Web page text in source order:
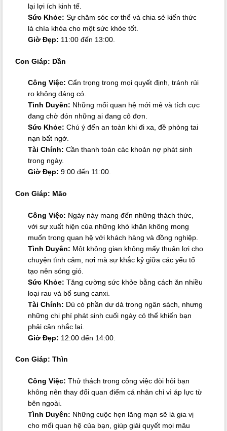
lại lợi ích kinh tế.
Sức Khỏe: Sự chăm sóc cơ thể và chia sẻ kiến thức
là chìa khóa cho một sức khỏe tốt.
Giờ Đẹp: 11:00 đến 13:00.
Con Giáp: Dần
Công Việc: Cẩn trọng trong mọi quyết định, tránh rủi
ro không đáng có.
Tình Duyên: Những mối quan hệ mới mẻ và tích cực
đang chờ đón những ai đang cô đơn.
Sức Khỏe: Chú ý đến an toàn khi đi xa, đề phòng tai
nạn bất ngờ.
Tài Chính: Cần thanh toán các khoản nợ phát sinh
trong ngày.
Giờ Đẹp: 9:00 đến 11:00.
Con Giáp: Mão
Công Việc: Ngày này mang đến những thách thức,
với sự xuất hiện của những khó khăn không mong
muốn trong quan hệ với khách hàng và đồng nghiệp.
Tình Duyên: Một không gian không mấy thuận lợi cho
chuyện tình cảm, nơi mà sự khắc kỷ giữa các yếu tố
tạo nên sóng gió.
Sức Khỏe: Tăng cường sức khỏe bằng cách ăn nhiều
loại rau và bổ sung canxi.
Tài Chính: Dù có phần dư dả trong ngân sách, nhưng
những chi phí phát sinh cuối ngày có thể khiến bạn
phải cân nhắc lại.
Giờ Đẹp: 12:00 đến 14:00.
Con Giáp: Thìn
Công Việc: Thử thách trong công việc đòi hỏi bạn
không nên thay đổi quan điểm cá nhân chỉ vì áp lực từ
bên ngoài.
Tình Duyên: Những cuộc hẹn lãng mạn sẽ là gia vị
cho mối quan hệ của bạn, giúp giải quyết mọi mâu